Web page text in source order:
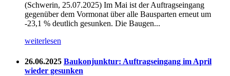
(Schwerin, 25.07.2025) Im Mai ist der Auftragseingang
gegenüber dem Vormonat über alle Bausparten erneut um
-23,1 % deutlich gesunken. Die Baugen...
weiterlesen
26.06.2025 Baukonjunktur: Auftragseingang im April
wieder gesunken